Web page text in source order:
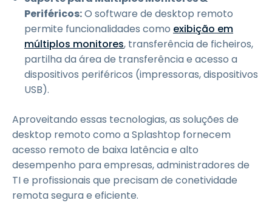
Periféricos:O software de desktop remoto
permite funcionalidades como exibição em
múltiplos monitores, transferência de ficheiros,
partilha da área de transferência e acesso a
dispositivos periféricos (impressoras, dispositivos
USB).
Aproveitando essas tecnologias, as soluções de
desktop remoto como a Splashtop fornecem
acesso remoto de baixa latência e alto
desempenho para empresas, administradores de
TI e profissionais que precisam de conetividade
remota segura e eficiente.